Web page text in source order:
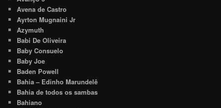
Avena de Castro
Ayrton Mugnaini Jr
Azymuth
Babi De Oliveira
Baby Consuelo
Baby Joe
Baden Powell
Bahia – Edinho Marundelê
Bahia de todos os sambas
Bahiano